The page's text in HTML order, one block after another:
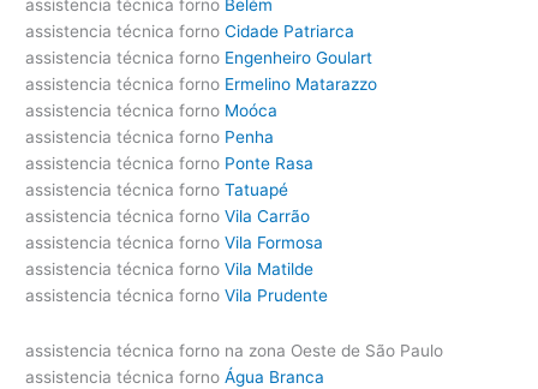
assistencia técnica forno Belém
assistencia técnica forno Cidade Patriarca
assistencia técnica forno Engenheiro Goulart
assistencia técnica forno Ermelino Matarazzo
assistencia técnica forno Moóca
assistencia técnica forno Penha
assistencia técnica forno Ponte Rasa
assistencia técnica forno Tatuapé
assistencia técnica forno Vila Carrão
assistencia técnica forno Vila Formosa
assistencia técnica forno Vila Matilde
assistencia técnica forno Vila Prudente
assistencia técnica forno na zona Oeste de São Paulo
assistencia técnica forno Água Branca